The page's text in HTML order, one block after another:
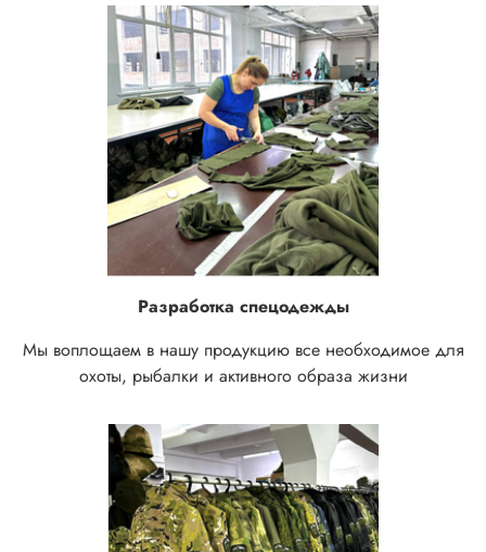
Разработка спецодежды
Мы воплощаем в нашу продукцию все необходимое для
охоты, рыбалки и активного образа жизни